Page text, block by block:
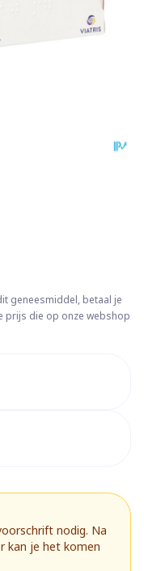
geneesmiddel, betaal je
prijs die op onze webshop
nodig. Na
kan je het komen